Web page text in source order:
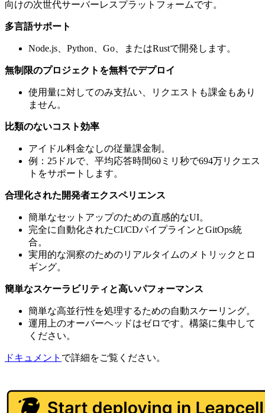
向けの次世代サーバーレスプラットフォームです。
多言語サポート
Node.js、Python、Go、またはRustで開発します。
無制限のプロジェクトを無料でデプロイ
使用量に対してのみ支払い、リクエストも課金もあり
ません。
比類のないコスト効率
アイドル料金なしの従量課金制。
例：25ドルで、平均応答時間60ミリ秒で694万リクエス
トをサポートします。
合理化された開発者エクスペリエンス
簡単なセットアップのための直感的なUI。
完全に自動化されたCI/CDパイプラインとGitOps統
合。
実用的な洞察のためのリアルタイムのメトリックとロ
ギング。
簡単なスケーラビリティと高いパフォーマンス
簡単な高並行性を処理するための自動スケーリング。
運用上のオーバーヘッドはゼロです。構築に集中して
ください。
ドキュメント で詳細をご覧ください。